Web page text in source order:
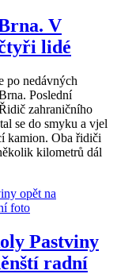
V
lidé
po nedávných
Poslední
zahraničního
se do smyku a vjel
kamion. Oba řidiči
kilometrů dál
Pastviny
radní